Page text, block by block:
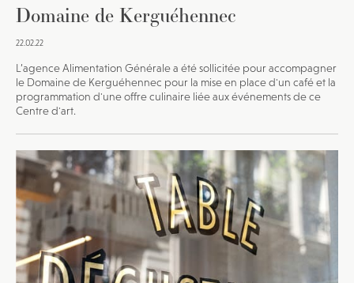
Domaine de Kerguéhennec
22.02.22
L’agence Alimentation Générale a été sollicitée pour accompagner
le Domaine de Kerguéhennec pour la mise en place d'un café et la
programmation d'une offre culinaire liée aux événements de ce
Centre d'art.